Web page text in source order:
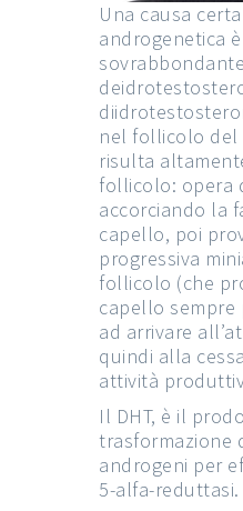
Una causa
androgenetica
nel follicolo del
risulta
follicolo: opera
accorciando la
capello, poi
progressiva
follicolo (che
capello
ad arrivare
quindi alla
attività
Il DHT, è il
trasformazione
androgeni per
5-alfa-reduttasi.